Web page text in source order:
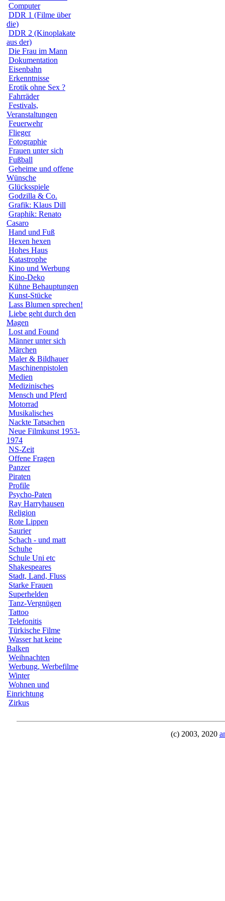
Computer
DDR 1 (Filme über
die)
DDR 2 (Kinoplakate
aus der)
Die Frau im Mann
Dokumentation
Eisenbahn
Erkenntnisse
Erotik ohne Sex ?
Fahrräder
Festivals,
Veranstaltungen
Feuerwehr
Flieger
Fotographie
Frauen unter sich
Fußball
Geheime und offene
Wünsche
Glücksspiele
Godzilla & Co.
Grafik: Klaus Dill
Graphik: Renato
Casaro
Hand und Fuß
Hexen hexen
Hohes Haus
Katastrophe
Kino und Werbung
Kino-Deko
Kühne Behauptungen
Kunst-Stücke
Lass Blumen sprechen!
Liebe geht durch den
Magen
Lost and Found
Männer unter sich
Märchen
Maler & Bildhauer
Maschinenpistolen
Medien
Medizinisches
Mensch und Pferd
Motorrad
Musikalisches
Nackte Tatsachen
Neue Filmkunst 1953-
1974
NS-Zeit
Offene Fragen
Panzer
Piraten
Profile
Psycho-Paten
Ray Harryhausen
Religion
Rote Lippen
Saurier
Schach - und matt
Schuhe
Schule Uni etc
Shakespeares
Stadt, Land, Fluss
Starke Frauen
Superhelden
Tanz-Vergnügen
Tattoo
Telefonitis
Türkische Filme
Wasser hat keine
Balken
Weihnachten
Werbung, Werbefilme
Winter
Wohnen und
Einrichtung
Zirkus
(c) 2003, 2020